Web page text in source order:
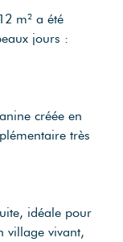
m² a été
jours :
créée en
très
idéale pour
village vivant,